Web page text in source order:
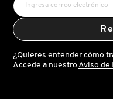
¿Quieres entender cómo
Accede a nuestro Aviso de